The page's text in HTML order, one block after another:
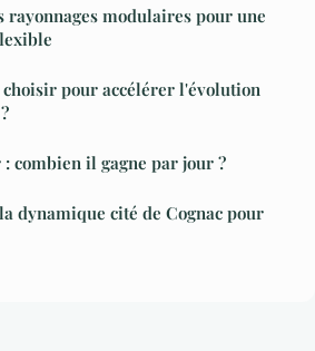
rayonnages modulaires pour une
pour accélérer l'évolution
combien il gagne par jour ?
dynamique cité de Cognac pour